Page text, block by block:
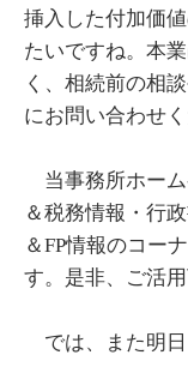
挿入した付加価
たいですね。本
く、相続前の相
にお問い合わせ
当事務所ホーム
＆税務情報・行
＆FP情報のコー
す。是非、ご活用
では、また明日